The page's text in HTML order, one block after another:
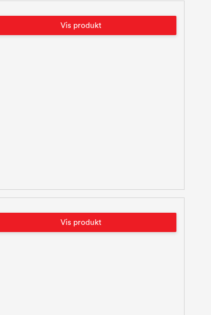
Vis produkt
Vis produkt